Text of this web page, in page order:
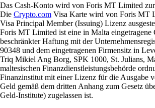
Das Cash-Konto wird von Foris MT Limited
Die Crypto.com Visa Karte wird von Foris MT
Visa Principal Member (Issuing) Lizenz
Foris MT Limited ist eine in Malta eingetragene
beschränkter Haftung mit der
90348 und dem eingetragenen Firmensitz in
Triq Mikiel Ang Borg, SPK 1000, St. Julians,
maltesischen Finanzdienstleistungsbehörde
Finanzinstitut mit einer Lizenz für die Ausgabe
Geld gemäß dem dritten Anhang zum Gesetz
Geld-Institute) zugelassen ist.